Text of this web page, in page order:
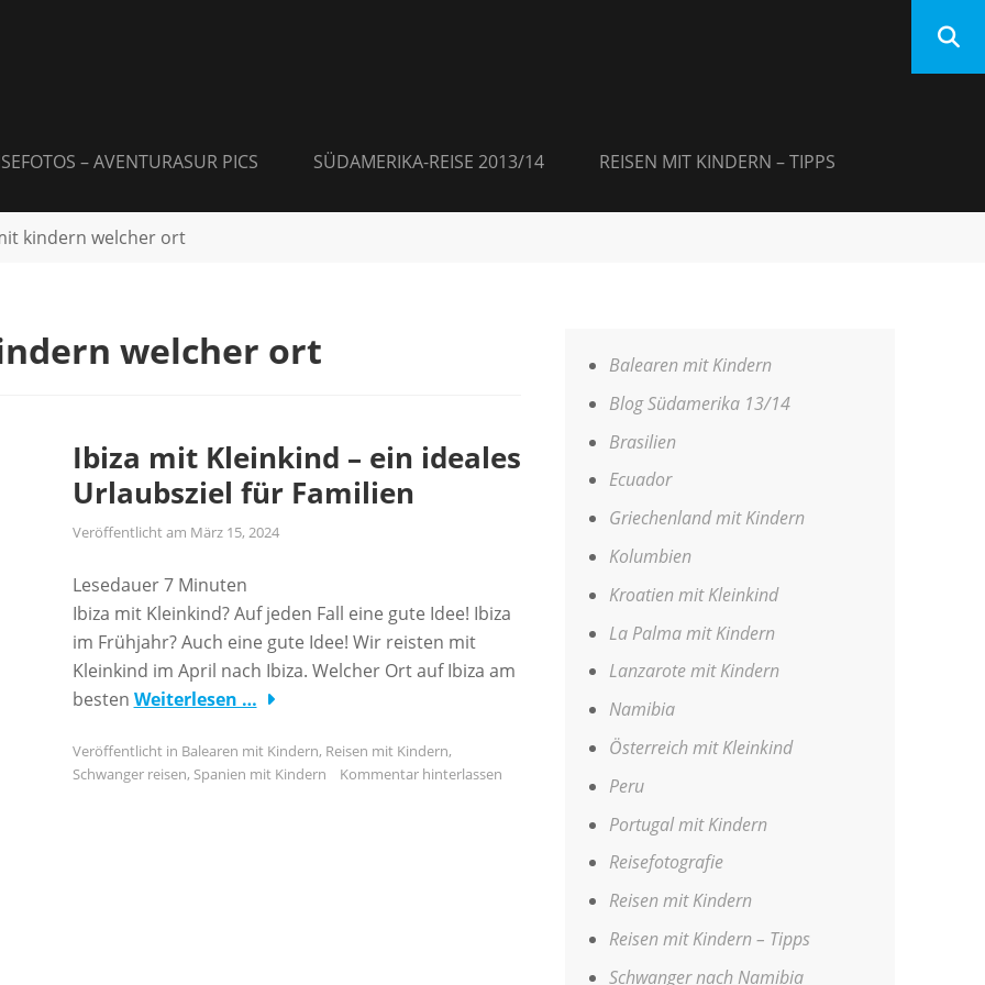
– AVENTURASUR PICS SÜDAMERIKA-REISE 2013/14 REISEN MIT KINDERN – TIPPS
kindern welcher ort
welcher ort
Ibiza mit Kleinkind – ein ideales
Urlaubsziel für Familien
Veröffentlicht am März 15, 2024
Lesedauer 7 Minuten
Ibiza mit Kleinkind? Auf jeden Fall eine gute Idee! Ibiza
im Frühjahr? Auch eine gute Idee! Wir reisten mit
Kleinkind im April nach Ibiza. Welcher Ort auf Ibiza am
besten Weiterlesen …
Veröffentlicht in Balearen mit Kindern, Reisen mit Kindern,
Schwanger reisen, Spanien mit Kindern Kommentar hinterlassen
Balearen mit Kindern
Blog Südamerika 13/14
Brasilien
Ecuador
Griechenland mit Kindern
Kolumbien
Kroatien mit Kleinkind
La Palma mit Kindern
Lanzarote mit Kindern
Namibia
Österreich mit Kleinkind
Peru
Portugal mit Kindern
Reisefotografie
Reisen mit Kindern
Reisen mit Kindern – Tipps
Schwanger nach Namibia